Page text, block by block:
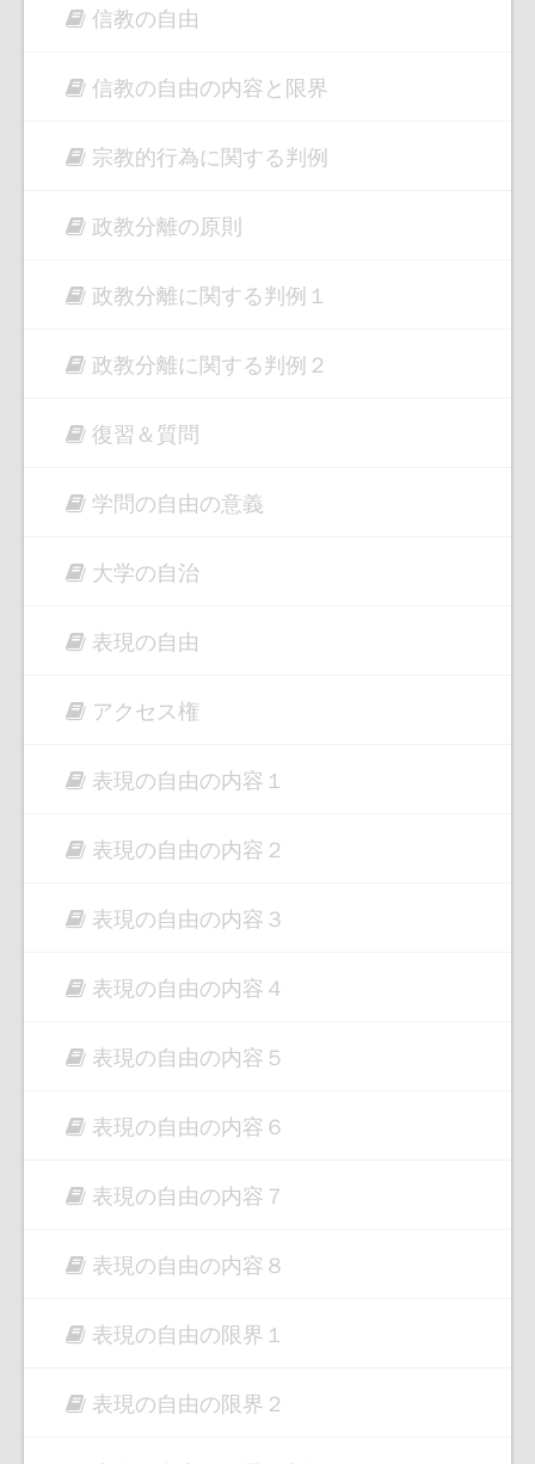
信教の自由
信教の自由の内容と限界
宗教的行為に関する判例
政教分離の原則
政教分離に関する判例１
政教分離に関する判例２
復習＆質問
学問の自由の意義
大学の自治
表現の自由
アクセス権
表現の自由の内容１
表現の自由の内容２
表現の自由の内容３
表現の自由の内容４
表現の自由の内容５
表現の自由の内容６
表現の自由の内容７
表現の自由の内容８
表現の自由の限界１
表現の自由の限界２